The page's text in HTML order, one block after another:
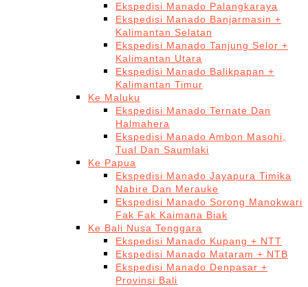
Ekspedisi Manado Palangkaraya
Ekspedisi Manado Banjarmasin +
Kalimantan Selatan
Ekspedisi Manado Tanjung Selor +
Kalimantan Utara
Ekspedisi Manado Balikpapan +
Kalimantan Timur
Ke Maluku
Ekspedisi Manado Ternate Dan
Halmahera
Ekspedisi Manado Ambon Masohi,
Tual Dan Saumlaki
Ke Papua
Ekspedisi Manado Jayapura Timika
Nabire Dan Merauke
Ekspedisi Manado Sorong Manokwari
Fak Fak Kaimana Biak
Ke Bali Nusa Tenggara
Ekspedisi Manado Kupang + NTT
Ekspedisi Manado Mataram + NTB
Ekspedisi Manado Denpasar +
Provinsi Bali